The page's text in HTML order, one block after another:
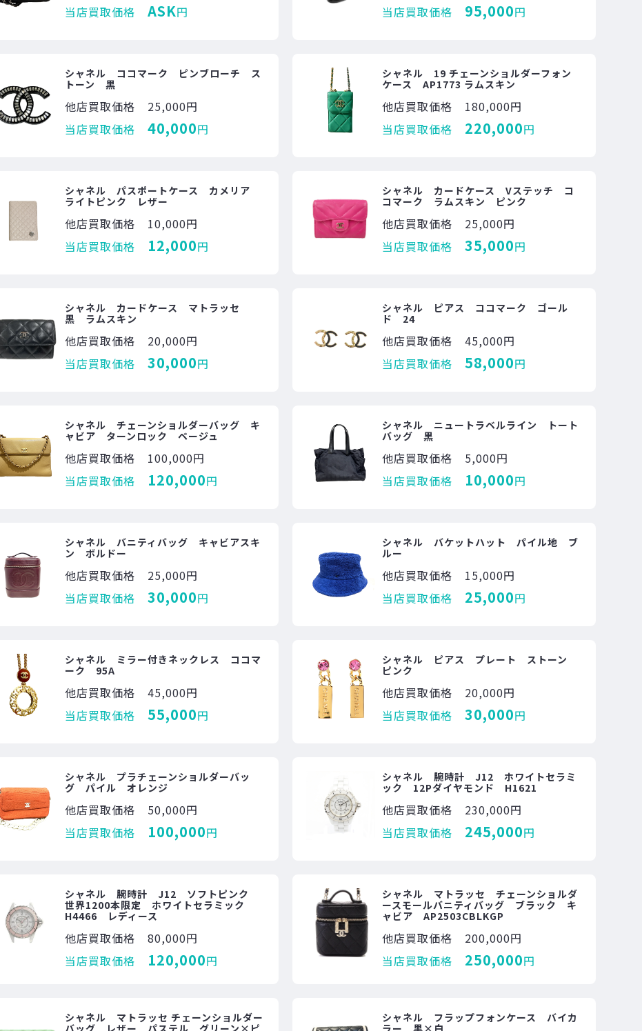
当店買取価格
ASK円
当店買取価格
95,000円
シャネル ココマーク ピンブローチ ス
トーン 黒
他店買取価格
25,000円
当店買取価格
40,000円
シャネル 19 チェーンショルダーフォン
ケース AP1773 ラムスキン
他店買取価格
180,000円
当店買取価格
220,000円
シャネル パスポートケース カメリア
ライトピンク レザー
他店買取価格
10,000円
当店買取価格
12,000円
シャネル カードケース Vステッチ コ
コマーク ラムスキン ピンク
他店買取価格
25,000円
当店買取価格
35,000円
シャネル カードケース マトラッセ
黒 ラムスキン
他店買取価格
20,000円
当店買取価格
30,000円
シャネル ピアス ココマーク ゴール
ド 24
他店買取価格
45,000円
当店買取価格
58,000円
シャネル チェーンショルダーバッグ キ
ャビア ターンロック ベージュ
他店買取価格
100,000円
当店買取価格
120,000円
シャネル ニュートラベルライン トート
バッグ 黒
他店買取価格
5,000円
当店買取価格
10,000円
シャネル バニティバッグ キャビアスキ
ン ボルドー
他店買取価格
25,000円
当店買取価格
30,000円
シャネル バケットハット パイル地 ブ
ルー
他店買取価格
15,000円
当店買取価格
25,000円
シャネル ミラー付きネックレス ココマ
ーク 95A
他店買取価格
45,000円
当店買取価格
55,000円
シャネル ピアス プレート ストーン
ピンク
他店買取価格
20,000円
当店買取価格
30,000円
シャネル プラチェーンショルダーバッ
グ パイル オレンジ
他店買取価格
50,000円
当店買取価格
100,000円
シャネル 腕時計 J12 ホワイトセラミ
ック 12Pダイヤモンド H1621
他店買取価格
230,000円
当店買取価格
245,000円
シャネル 腕時計 J12 ソフトピンク
世界1200本限定 ホワイトセラミック
H4466 レディース
他店買取価格
80,000円
当店買取価格
120,000円
シャネル マトラッセ チェーンショルダ
ースモールバニティバッグ ブラック キ
ャビア AP2503CBLKGP
他店買取価格
200,000円
当店買取価格
250,000円
シャネル マトラッセ チェーンショルダー
バッグ レザー パステル グリーン×ピ
シャネル フラップフォンケース バイカ
ラー 黒×白